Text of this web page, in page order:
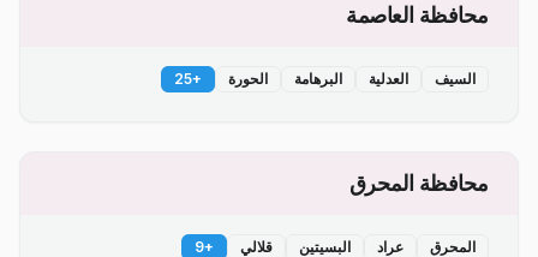
محافظة العاصمة
السيف العدلية البرهامة الحورة +
25
محافظة المحرق
المحرق عراد البسيتين قلالي +
9